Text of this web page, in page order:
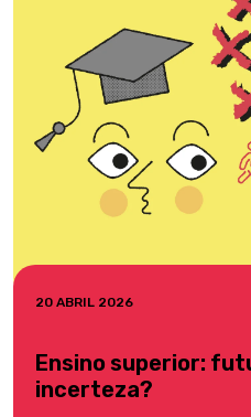
20 ABRIL 2026
Ensino superior:
incerteza?